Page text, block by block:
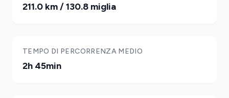
211.0 km / 130.8 miglia
TEMPO DI PERCORRENZA MEDIO
2h 45min